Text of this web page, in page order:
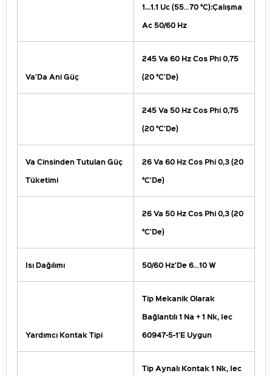
1...1.1 Uc (55…70 °C):Çalışma
Ac 50/60 Hz
Va'Da Ani Güç
245 Va 60 Hz Cos Phi 0,75
(20 °C'De)
245 Va 50 Hz Cos Phi 0,75
(20 °C'De)
Va Cinsinden Tutulan Güç
Tüketimi
26 Va 60 Hz Cos Phi 0,3 (20
°C'De)
26 Va 50 Hz Cos Phi 0,3 (20
°C'De)
Isı Dağılımı 50/60 Hz'De 6…10 W
Yardımcı Kontak Tipi
Tip Mekanik Olarak
Bağlantılı 1 Na + 1 Nk, Iec
60947-5-1'E Uygun
Tip Aynalı Kontak 1 Nk, Iec